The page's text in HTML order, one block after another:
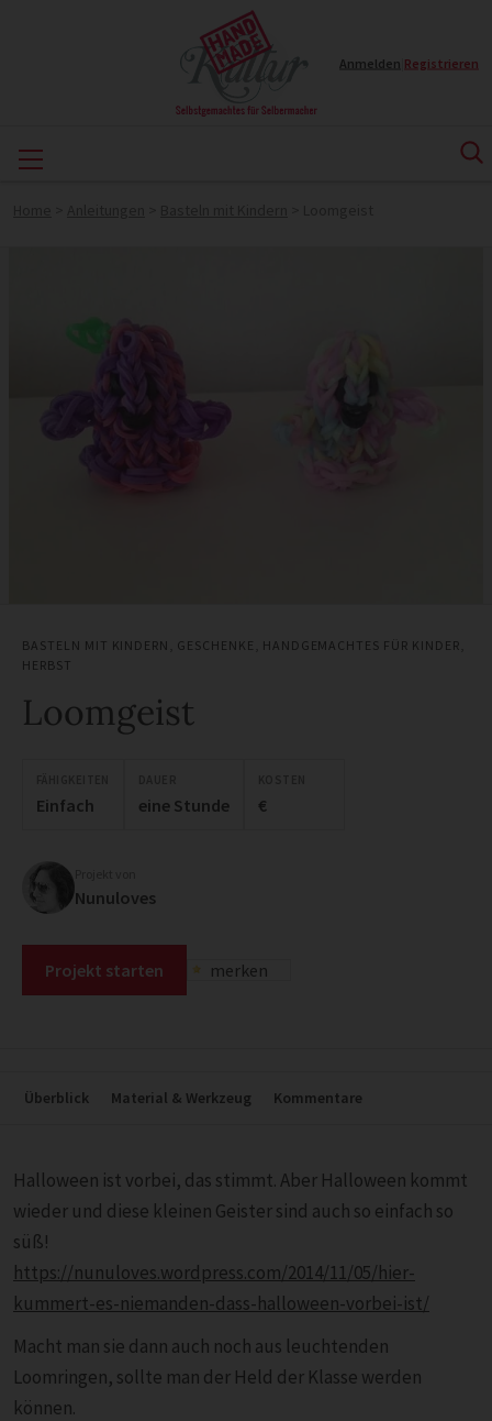
Anmelden Registrieren
BASTELN MIT KINDERN GESCHENKE HANDGEMACHTES FÜR KINDER
HERBST
Loomgeist
Einfach eine Stunde €
Nunuloves
Projekt starten merken
Überblick Material & Werkzeug Kommentare
Halloween ist vorbei, das stimmt. Aber Halloween kommt
wieder und diese kleinen Geister sind auch so einfach so
süß!
https://nunuloves.wordpress.com/2014/11/05/hier-
kummert-es-niemanden-dass-halloween-vorbei-ist/
Macht man sie dann auch noch aus leuchtenden
Loomringen, sollte man der Held der Klasse werden
können.